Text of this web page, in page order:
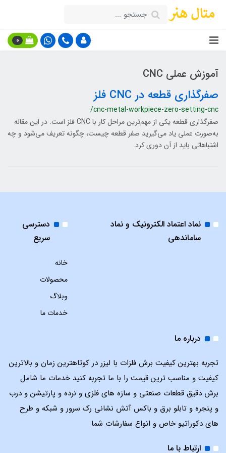
0
آموزش عملی CNC
صفرگذاری قطعه در CNC فلز
/cnc-metal-workpiece-zero-setting-cnc
صفرگذاری قطعه یکی از مهم‌ترین مراحل کار با CNC فلز است. در این مقاله
به‌صورت عملی یاد می‌گیرید صفر قطعه چیست، چگونه تعریف می‌شود و چه
اشتباهاتی باید از آن دوری کرد.
نماد اعتماد الکترونیک و نماد
ساماندهی
دسترسی
سریع
خانه
محصولات
وبلاگ
خدمات ما
درباره ما
تجربه بهترین کیفیت برش فلزات با لیزر در کوتاهترین زمان و بالاترین
کیفیت و مناسب ترین قیمت را با ما تجربه کنید خدمات ما شامل
برش دقیق قطعات صنعتی و سازه های فلزی و نرده و پارتیشن و درب
و پنجره و تابلو برق و باکس آتش نشانی رک سرور و شبکه و طرح
های دکوراتیو خاص و انواع سفارشات شما
ارتباط با ما